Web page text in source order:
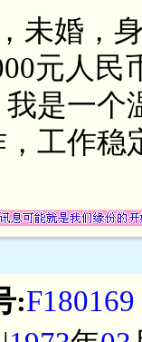
未婚，
元人
是一个
工作稳
:F180169